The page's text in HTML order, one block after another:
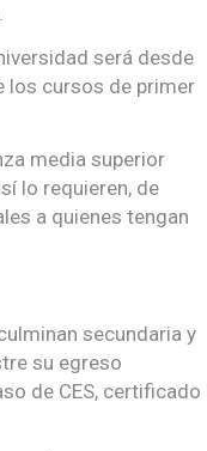
será desde
los cursos de primer
media superior
lo requieren, de
a quienes tengan
secundaria y
su egreso
de CES, certificado